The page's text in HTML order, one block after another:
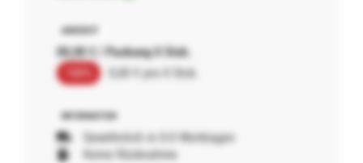
00,00 € / Packung 0 Stck.
0,00 € pro 0 Stck.
Gewöhnlich in 0-0 Werktagen
Keine Rücknahme